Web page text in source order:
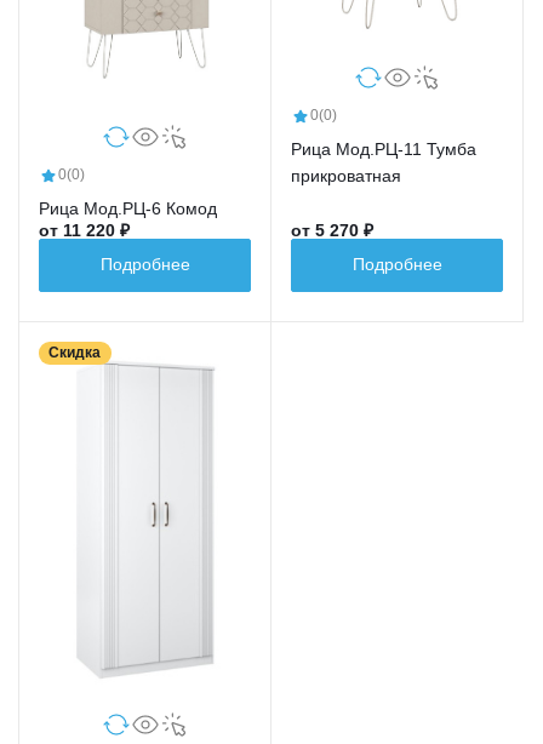
0(0)
Рица Мод.РЦ-6 Комод
от 11 220 ₽
Подробнее
0(0)
Рица Мод.РЦ-11 Тумба
прикроватная
от 5 270 ₽
Подробнее
Скидка